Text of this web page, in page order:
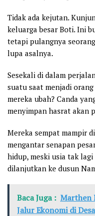
Tidak ada kejutan.
keluarga besar Boti. Ini
tetapi pulangnya
lupa asalnya.
Sesekali di dalam
suatu saat menjadi
mereka ubah? Canda
menyimpan hasrat akan
Mereka sempat mampir
mengantar senapan
hidup, meski usia tak
dilanjutkan ke dusun
Baca Juga : Marthen
Jalur Ekonomi di